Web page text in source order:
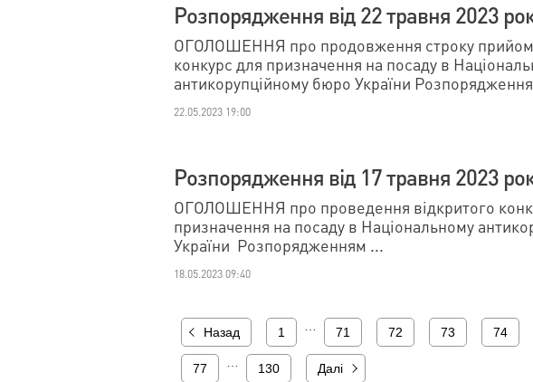
Розпорядження від 22 травня 2023
ОГОЛОШЕННЯ про продовження строку
конкурс для призначення на посаду в
антикорупційному бюро України
22.05.2023 19:00
Розпорядження від 17 травня 2023
ОГОЛОШЕННЯ про проведення відкритого
призначення на посаду в Національному
України Розпорядженням ...
18.05.2023 09:40
Назад 1 71 72 73 74
77 130 Далі